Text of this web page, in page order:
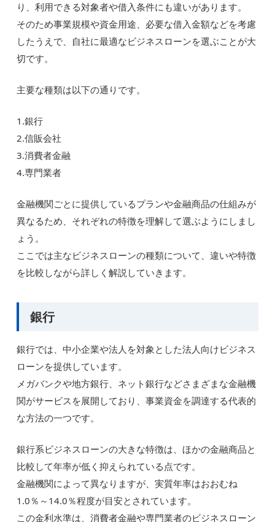
り、利用できる対象者や借入条件にも違いがあります。
そのため事業規模や資金用途、必要な借入金額などを考慮
したうえで、自社に最適なビジネスローンを選ぶことが大
切です。
主要な種類は以下の通りです。
1.銀行
2.信販会社
3.消費者金融
4.専門業者
金融機関ごとに提供しているプランや金融商品の仕組みが
異なるため、それぞれの特徴を理解して選ぶようにしまし
ょう。
ここでは主なビジネスローンの種類について、違いや特徴
を比較しながら詳しく解説していきます。
銀行
銀行では、中小企業や法人を対象とした法人向けビジネス
ローンを提供しています。
メガバンクや地方銀行、ネット銀行などさまざまな金融機
関がサービスを展開しており、事業資金を調達する代表的
な方法の一つです。
銀行系ビジネスローンの大きな特徴は、ほかの金融商品と
比較して年率が低く抑えられている点です。
金融機関によって異なりますが、実質年率はおおむね
1.0％～14.0％程度が目安とされています。
この金利水準は、消費者金融や専門業者のビジネスローン